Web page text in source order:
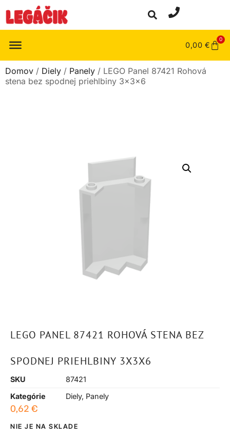
0,00 €
0
Domov / Diely / Panely / LEGO Panel 87421 Rohová
stena bez spodnej priehlbiny 3x3x6
LEGO PANEL 87421 ROHOVÁ STENA BEZ
SPODNEJ PRIEHLBINY 3X3X6
SKU
87421
Kategórie
Diely, Panely
0,62 €
NIE JE NA SKLADE